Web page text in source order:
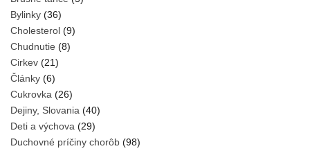
Bylinky (36)
Cholesterol (9)
Chudnutie (8)
Cirkev (21)
Články (6)
Cukrovka (26)
Dejiny, Slovania (40)
Deti a výchova (29)
Duchovné príčiny chorôb (98)